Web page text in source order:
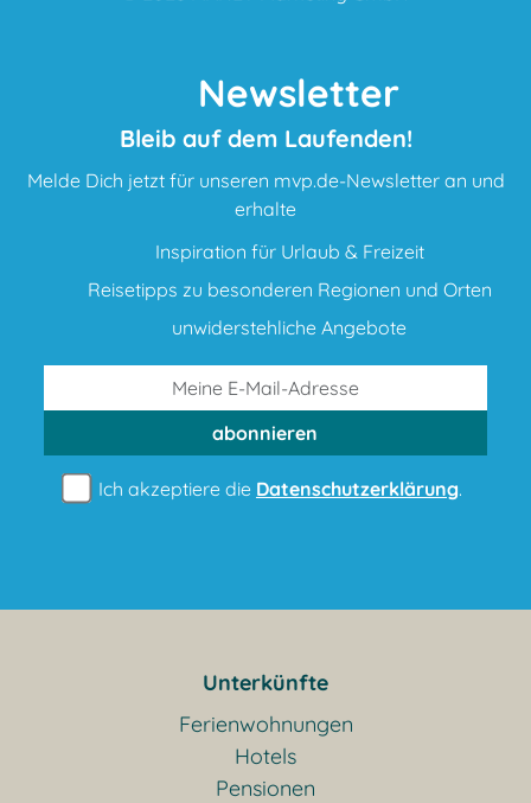
Newsletter
Bleib auf dem Laufenden!
Melde Dich jetzt für unseren mvp.de-Newsletter an und
erhalte
Inspiration für Urlaub & Freizeit
Reisetipps zu besonderen Regionen und Orten
unwiderstehliche Angebote
abonnieren
Ich akzeptiere die Datenschutzerklärung.
Unterkünfte
Ferienwohnungen
Hotels
Pensionen